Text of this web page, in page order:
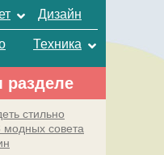
Дизайн
Техника
разделе
стильно
совета